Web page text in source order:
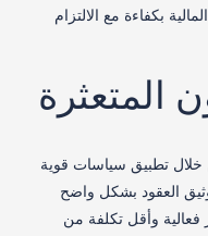
بكفاءة مع الالتزام
المتعثرة
خلال تطبيق سياسات قوية
العقود بشكل واضح
فعالية وأقل تكلفة من